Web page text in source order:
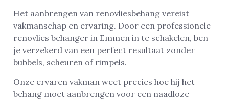
Het aanbrengen van renovliesbehang vereist
vakmanschap en ervaring. Door een professionele
renovlies behanger in Emmen in te schakelen, ben
je verzekerd van een perfect resultaat zonder
bubbels, scheuren of rimpels.
Onze ervaren vakman weet precies hoe hij het
behang moet aanbrengen voor een naadloze